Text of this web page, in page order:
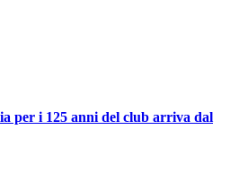
per i 125 anni del club arriva dal